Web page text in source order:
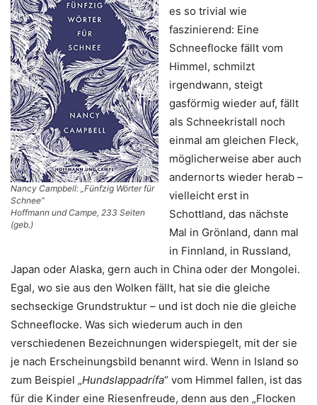
Nancy Campbell: „Fünfzig Wörter für
Schnee“
Hoffmann und Campe, 233 Seiten
(geb.)
es so trivial wie
faszinierend: Eine
Schneeflocke fällt vom
Himmel, schmilzt
irgendwann, steigt
gasförmig wieder auf, fällt
als Schneekristall noch
einmal am gleichen Fleck,
möglicherweise aber auch
andernorts wieder herab –
vielleicht erst in
Schottland, das nächste
Mal in Grönland, dann mal
in Finnland, in Russland,
Japan oder Alaska, gern auch in China oder der Mongolei.
Egal, wo sie aus den Wolken fällt, hat sie die gleiche
sechseckige Grundstruktur – und ist doch nie die gleiche
Schneeflocke. Was sich wiederum auch in den
verschiedenen Bezeichnungen widerspiegelt, mit der sie
je nach Erscheinungsbild benannt wird. Wenn in Island so
zum Beispiel „Hundslappadrífa“ vom Himmel fallen, ist das
für die Kinder eine Riesenfreude, denn aus den „Flocken